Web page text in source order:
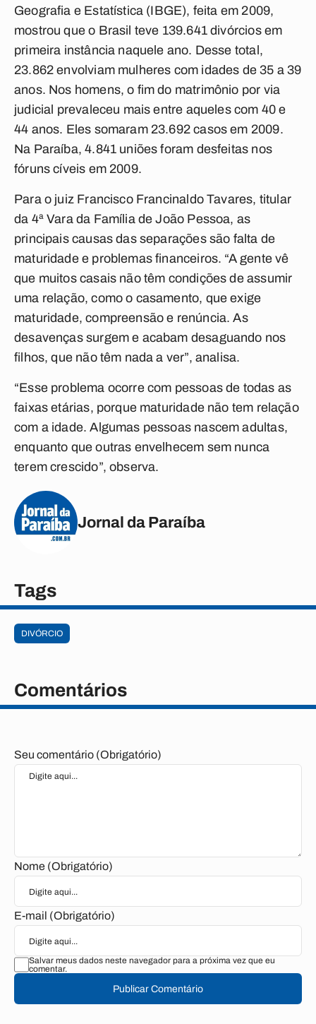
Geografia e Estatística (IBGE), feita em 2009,
mostrou que o Brasil teve 139.641 divórcios em
primeira instância naquele ano. Desse total,
23.862 envolviam mulheres com idades de 35 a 39
anos. Nos homens, o fim do matrimônio por via
judicial prevaleceu mais entre aqueles com 40 e
44 anos. Eles somaram 23.692 casos em 2009.
Na Paraíba, 4.841 uniões foram desfeitas nos
fóruns cíveis em 2009.
Para o juiz Francisco Francinaldo Tavares, titular
da 4ª Vara da Família de João Pessoa, as
principais causas das separações são falta de
maturidade e problemas financeiros. “A gente vê
que muitos casais não têm condições de assumir
uma relação, como o casamento, que exige
maturidade, compreensão e renúncia. As
desavenças surgem e acabam desaguando nos
filhos, que não têm nada a ver”, analisa.
“Esse problema ocorre com pessoas de todas as
faixas etárias, porque maturidade não tem relação
com a idade. Algumas pessoas nascem adultas,
enquanto que outras envelhecem sem nunca
terem crescido”, observa.
Jornal da Paraíba
Tags
DIVÓRCIO
Comentários
Seu comentário (Obrigatório)
Nome (Obrigatório)
E-mail (Obrigatório)
Salvar meus dados neste navegador para a próxima vez que eu
comentar.
Publicar Comentário